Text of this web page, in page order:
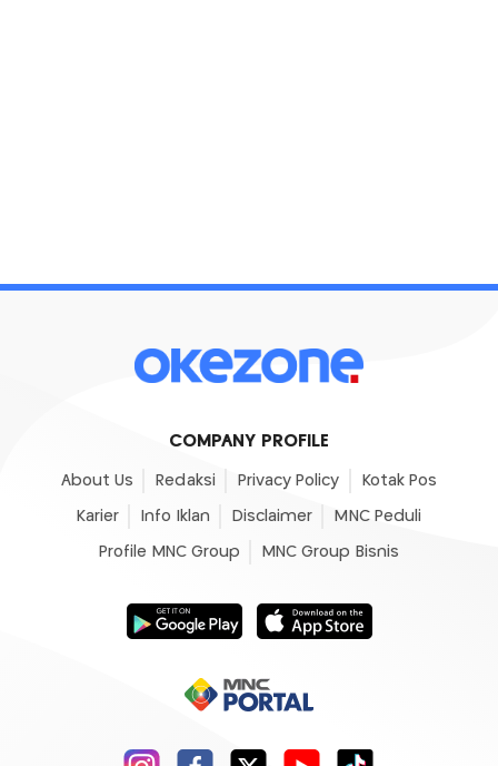
COMPANY PROFILE
About Us Redaksi Privacy Policy Kotak Pos
Karier Info Iklan Disclaimer MNC Peduli
Profile MNC Group MNC Group Bisnis